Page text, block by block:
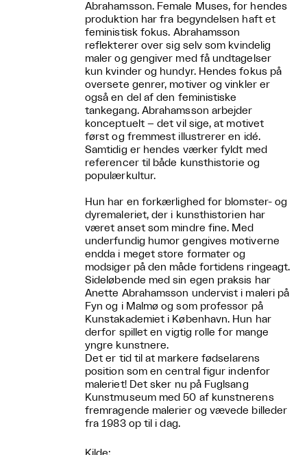
Abrahamsson. Female Muses, for hendes
produktion har fra begyndelsen haft et
feministisk fokus. Abrahamsson
reflekterer over sig selv som kvindelig
maler og gengiver med få undtagelser
kun kvinder og hundyr. Hendes fokus på
oversete genrer, motiver og vinkler er
også en del af den feministiske
tankegang. Abrahamsson arbejder
konceptuelt – det vil sige, at motivet
først og fremmest illustrerer en idé.
Samtidig er hendes værker fyldt med
referencer til både kunsthistorie og
populærkultur.
Hun har en forkærlighed for blomster- og
dyremaleriet, der i kunsthistorien har
været anset som mindre fine. Med
underfundig humor gengives motiverne
endda i meget store formater og
modsiger på den måde fortidens ringeagt.
Sideløbende med sin egen praksis har
Anette Abrahamsson undervist i maleri på
Fyn og i Malmø og som professor på
Kunstakademiet i København. Hun har
derfor spillet en vigtig rolle for mange
yngre kunstnere.
Det er tid til at markere fødselarens
position som en central figur indenfor
maleriet! Det sker nu på Fuglsang
Kunstmuseum med 50 af kunstnerens
fremragende malerier og vævede billeder
fra 1983 op til i dag.